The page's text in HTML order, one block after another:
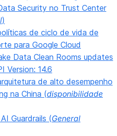
Security no Trust Center
)
de ciclo de vida de
para Google Cloud
Data Clean Rooms updates
Version: 14.6
de alto desempenho
na China (disponibilidade
Guardrails (General